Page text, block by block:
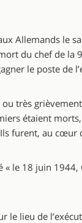
Allemands le
du chef de la
le poste de
très grièvement
étaient
furent, au
« le 18 juin
le lieu de